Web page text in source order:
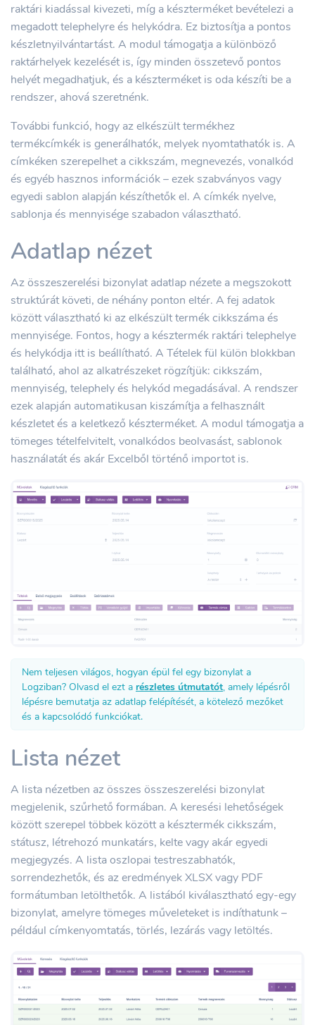
raktári kiadással kivezeti, míg a készterméket bevételezi a
megadott telephelyre és helykódra. Ez biztosítja a pontos
készletnyilvántartást. A modul támogatja a különböző
raktárhelyek kezelését is, így minden összetevő pontos
helyét megadhatjuk, és a készterméket is oda készíti be a
rendszer, ahová szeretnénk.
További funkció, hogy az elkészült termékhez
termékcímkék is generálhatók, melyek nyomtathatók is. A
címkéken szerepelhet a cikkszám, megnevezés, vonalkód
és egyéb hasznos információk – ezek szabványos vagy
egyedi sablon alapján készíthetők el. A címkék nyelve,
sablonja és mennyisége szabadon választható.
Adatlap nézet
Az összeszerelési bizonylat adatlap nézete a megszokott
struktúrát követi, de néhány ponton eltér. A fej adatok
között választható ki az elkészült termék cikkszáma és
mennyisége. Fontos, hogy a késztermék raktári telephelye
és helykódja itt is beállítható. A Tételek fül külön blokkban
található, ahol az alkatrészeket rögzítjük: cikkszám,
mennyiség, telephely és helykód megadásával. A rendszer
ezek alapján automatikusan kiszámítja a felhasznált
készletet és a keletkező készterméket. A modul támogatja a
tömeges tételfelvitelt, vonalkódos beolvasást, sablonok
használatát és akár Excelből történő importot is.
Nem teljesen világos, hogyan épül fel egy bizonylat a
Logziban? Olvasd el ezt a részletes útmutatót, amely lépésről
lépésre bemutatja az adatlap felépítését, a kötelező mezőket
és a kapcsolódó funkciókat.
Lista nézet
A lista nézetben az összes összeszerelési bizonylat
megjelenik, szűrhető formában. A keresési lehetőségek
között szerepel többek között a késztermék cikkszám,
státusz, létrehozó munkatárs, kelte vagy akár egyedi
megjegyzés. A lista oszlopai testreszabhatók,
sorrendezhetők, és az eredmények XLSX vagy PDF
formátumban letölthetők. A listából kiválasztható egy-egy
bizonylat, amelyre tömeges műveleteket is indíthatunk –
például címkenyomtatás, törlés, lezárás vagy letöltés.